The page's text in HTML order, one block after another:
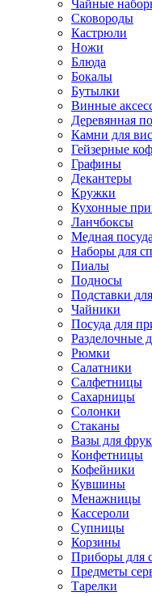
Чайные
Сковороды
Кастрюли
Ножи
Блюда
Бокалы
Бутылки
Винные
Деревянная
Камни для
Гейзерные
Графины
Декантеры
Кружки
Кухонные
Ланчбоксы
Медная посуда
Наборы для
Пиалы
Подносы
Подставки
Чайники
Посуда для
Разделочные
Рюмки
Салатники
Салфетницы
Сахарницы
Солонки
Стаканы
Вазы для
Конфетницы
Кофейники
Кувшины
Менажницы
Кассероли
Супницы
Корзины
Приборы для
Предметы
Тарелки